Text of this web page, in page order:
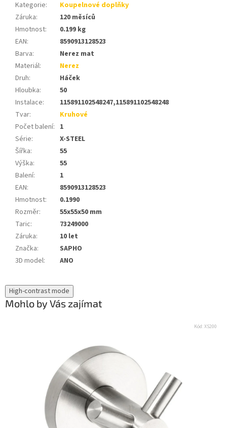
High-contrast mode
Mohlo by Vás zajímat
Kód:XS200
Kategorie:
Koupelnové doplňky
Záruka:
120 měsíců
Hmotnost:
0.199 kg
EAN:
8590913128523
Barva:
Nerez mat
Materiál:
Nerez
Druh:
Háček
Hloubka:
50
Instalace:
115891102548247,115891102548248
Tvar:
Kruhové
Počet balení: 1
Série:
X-STEEL
Šířka:
55
Výška:
55
Balení:
1
EAN:
8590913128523
Hmotnost:
0.1990
Rozměr:
55x55x50 mm
Taric:
73249000
Záruka:
10 let
Značka:
SAPHO
3D model: ANO